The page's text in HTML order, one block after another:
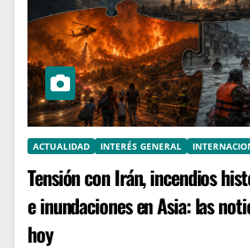
ACTUALIDAD INTERÉS GENERAL
Tensión con Irán, incendios
e inundaciones en Asia: las
hoy